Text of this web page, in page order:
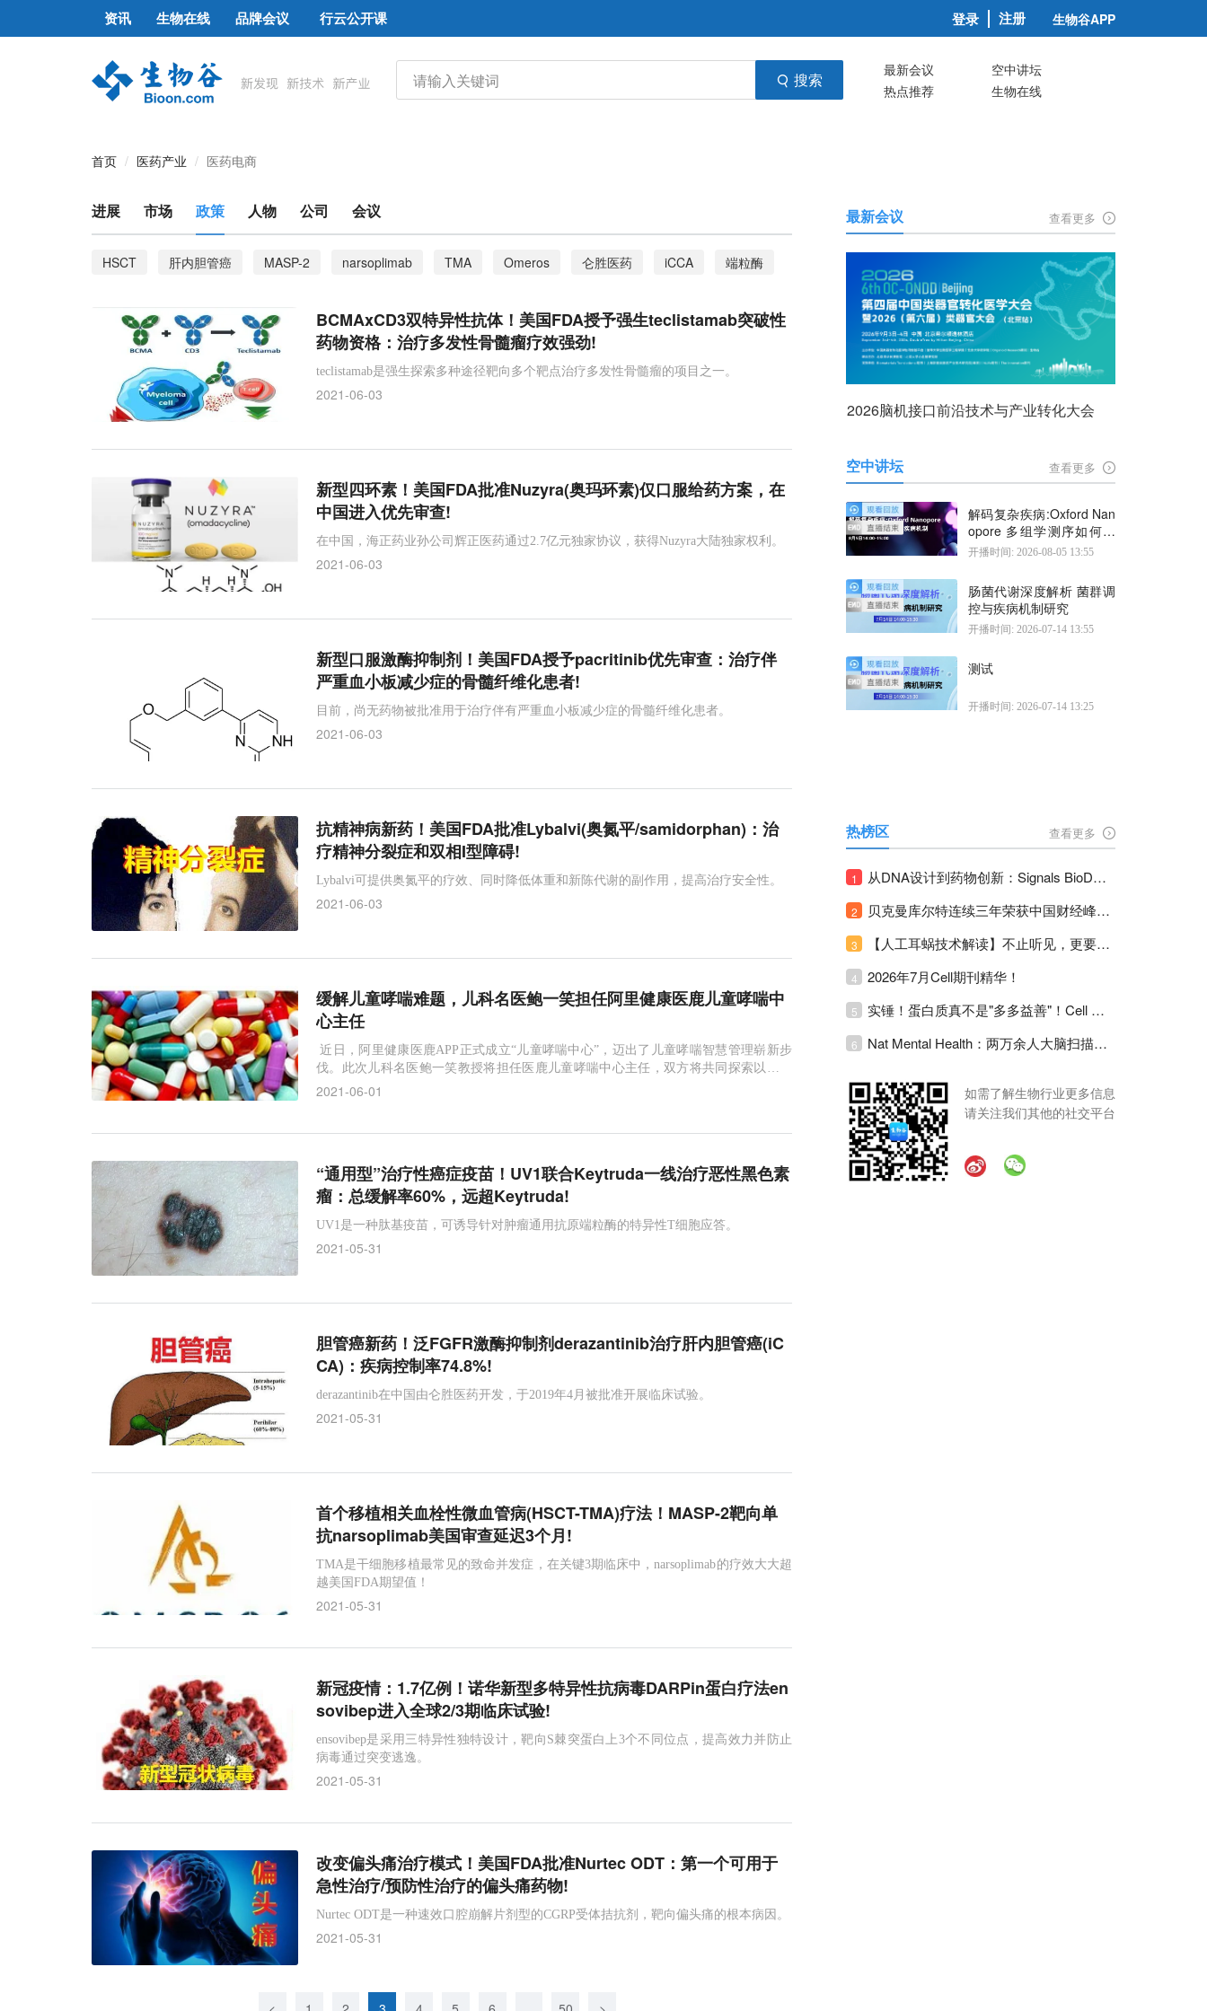
资讯 生物在线 品牌会议 行云公开课 登录 注册 生物谷APP
搜索 最新会议
空中讲坛
热点推荐
生物在线
首页 医药产业 医药电商
进展 市场 政策 人物 公司 会议
HSCT 肝内胆管癌 MASP-2 narsoplimab TMA Omeros 仑胜医药 iCCA
端粒酶
造血干细胞移植
Nurtec ODT CGRP rimegepant 偏头痛 预防性治疗
Biohaven
诺华 DARPin蛋白疗法 Molecular Partners MP0420
新型冠状病毒
UV1
Ultimovacs omadacycline
社区获得性细菌性肺炎
奥氮平 双相情感障碍 抗精神病药物 精神分裂症
Keytruda
samidorphan pacritinib JAK抑制剂
Alkermes
BCMA
BCMAxCD3双特异性抗体！美国FDA授予强生teclistamab突破性
药物资格：治疗多发性骨髓瘤疗效强劲!
teclistamab是强生探索多种途径靶向多个靶点治疗多发性骨髓瘤的项目之一。
2021-06-03
新型四环素！美国FDA批准Nuzyra(奥玛环素)仅口服给药方案，在
中国进入优先审查!
在中国，海正药业孙公司辉正医药通过2.7亿元独家协议，获得Nuzyra大陆独家权利。
2021-06-03
新型口服激酶抑制剂！美国FDA授予pacritinib优先审查：治疗伴
严重血小板减少症的骨髓纤维化患者!
目前，尚无药物被批准用于治疗伴有严重血小板减少症的骨髓纤维化患者。
2021-06-03
抗精神病新药！美国FDA批准Lybalvi(奥氮平/samidorphan)：治
疗精神分裂症和双相I型障碍!
Lybalvi可提供奥氮平的疗效、同时降低体重和新陈代谢的副作用，提高治疗安全性。
2021-06-03
缓解儿童哮喘难题，儿科名医鲍一笑担任阿里健康医鹿儿童哮喘中
心主任
近日，阿里健康医鹿APP正式成立“儿童哮喘中心”，迈出了儿童哮喘智慧管理崭新步
伐。此次儿科名医鲍一笑教授将担任医鹿儿童哮喘中心主任，双方将共同探索以儿童
哮喘为中心的慢病管理数字化解决方案，助力缓解儿童哮喘治疗难题，提升儿童呼吸
2021-06-01
“通用型”治疗性癌症疫苗！UV1联合Keytruda一线治疗恶性黑色素
瘤：总缓解率60%，远超Keytruda!
UV1是一种肽基疫苗，可诱导针对肿瘤通用抗原端粒酶的特异性T细胞应答。
2021-05-31
胆管癌新药！泛FGFR激酶抑制剂derazantinib治疗肝内胆管癌(iC
CA)：疾病控制率74.8%!
derazantinib在中国由仑胜医药开发，于2019年4月被批准开展临床试验。
2021-05-31
首个移植相关血栓性微血管病(HSCT-TMA)疗法！MASP-2靶向单
抗narsoplimab美国审查延迟3个月!
TMA是干细胞移植最常见的致命并发症，在关键3期临床中，narsoplimab的疗效大大超
越美国FDA期望值！
2021-05-31
新冠疫情：1.7亿例！诺华新型多特异性抗病毒DARPin蛋白疗法en
sovibep进入全球2/3期临床试验!
ensovibep是采用三特异性独特设计，靶向S棘突蛋白上3个不同位点，提高效力并防止
病毒通过突变逃逸。
2021-05-31
改变偏头痛治疗模式！美国FDA批准Nurtec ODT：第一个可用于
急性治疗/预防性治疗的偏头痛药物!
Nurtec ODT是一种速效口腔崩解片剂型的CGRP受体拮抗剂，靶向偏头痛的根本病因。
2021-05-31
最新会议 查看更多
2026脑机接口前沿技术与产业转化大会
空中讲坛 查看更多
解码复杂疾病:Oxford Nan
opore 多组学测序如何揭
示疾病机制
开播时间: 2026-08-05 13:55
肠菌代谢深度解析 菌群调
控与疾病机制研究
开播时间: 2026-07-14 13:55
测试
开播时间: 2026-07-14 13:25
热榜区 查看更多
1 从DNA设计到药物创新：Signals BioDesign如何重塑分子生物学研发生态！
2 贝克曼库尔特连续三年荣获中国财经峰会三项大奖！
3 【人工耳蜗技术解读】不止听见，更要听见未来 ---- 智能耳蜗，开启人工耳蜗技术新纪元！
4 2026年7月Cell期刊精华！
5 实锤！蛋白质真不是"多多益善"！Cell Press Blue：适度限蛋白，反而拉长健康寿命！
6 Nat Mental Health：两万余人大脑扫描刷新抑郁脑科学认知！抑郁不只是情绪病，视觉、运动脑区同步受损！
如需了解生物行业更多信息
请关注我们其他的社交平台